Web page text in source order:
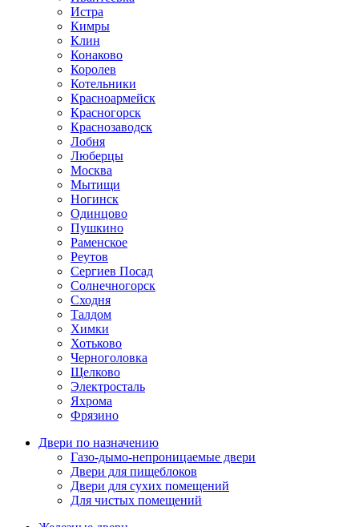
Истра
Кимры
Клин
Конаково
Королев
Котельники
Красноармейск
Красногорск
Краснозаводск
Лобня
Люберцы
Москва
Мытищи
Ногинск
Одинцово
Пушкино
Раменское
Реутов
Сергиев Посад
Солнечногорск
Сходня
Талдом
Химки
Хотьково
Черноголовка
Щелково
Электросталь
Яхрома
Фрязино
Двери по назначению
Газо-дымо-непроницаемые двери
Двери для пищеблоков
Двери для сухих помещений
Для чистых помещений